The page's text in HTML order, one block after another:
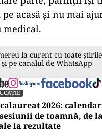
acasă și nu mai
medical.
la curent cu toate
pe canalul de WhatsApp
2026:
de toamnă, de
la rezultate